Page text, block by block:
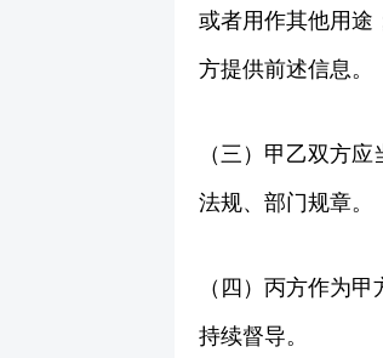
或者用作其他用
方提供前述信息。
（三）甲乙双方
法规、部门规章。
（四）丙方作为
持续督导。